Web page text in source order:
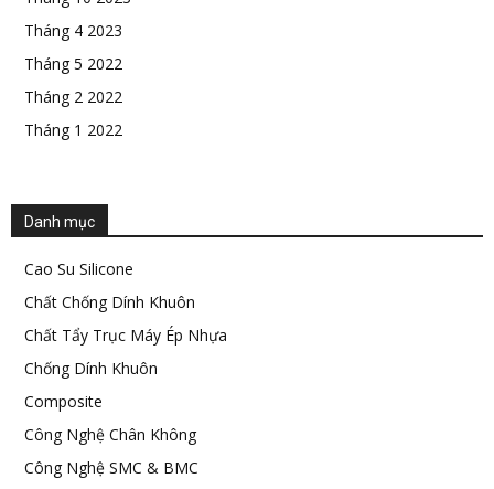
Tháng 4 2023
Tháng 5 2022
Tháng 2 2022
Tháng 1 2022
Danh mục
Cao Su Silicone
Chất Chống Dính Khuôn
Chất Tẩy Trục Máy Ép Nhựa
Chống Dính Khuôn
Composite
Công Nghệ Chân Không
Công Nghệ SMC & BMC